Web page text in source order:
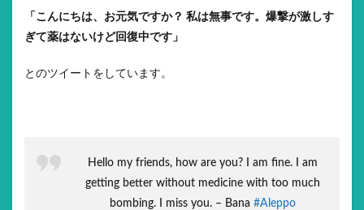
「こんにちは、お元気ですか？ 私は無事です。爆撃が激しす
ぎて薬はないけど回復中です」
とのツイートをしています。
Hello my friends, how are you? I am fine. I am
getting better without medicine with too much
bombing. I miss you. – Bana #Aleppo